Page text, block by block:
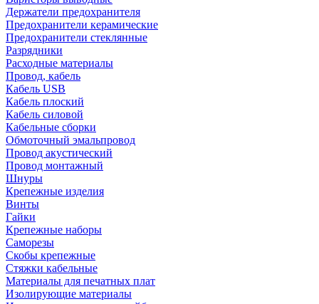
Держатели предохранителя
Предохранители керамические
Предохранители стеклянные
Разрядники
Расходные материалы
Провод, кабель
Кабель USB
Кабель плоский
Кабель силовой
Кабельные сборки
Обмоточный эмальпровод
Провод акустический
Провод монтажный
Шнуры
Крепежные изделия
Винты
Гайки
Крепежные наборы
Саморезы
Скобы крепежные
Стяжки кабельные
Материалы для печатных плат
Изолирующие материалы